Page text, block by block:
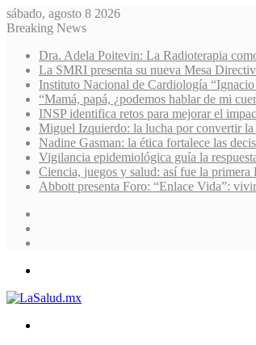
sábado, agosto 8 2026
Breaking News
Dra. Adela Poitevin: La Radioterapia
La SMRI presenta su nueva Mesa
Instituto Nacional de Cardiología
“Mamá, papá, ¿podemos hablar de mi
INSP identifica retos para mejorar el
Miguel Izquierdo: la lucha por convertir
Nadine Gasman: la ética fortalece las
Vigilancia epidemiológica guía la
Ciencia, juegos y salud: así fue la
Abbott presenta Foro: “Enlace Vida”: